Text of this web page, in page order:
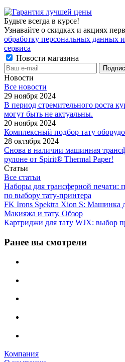
Будьте всегда в курсе!
Узнавайте о скидках и акциях
обработку персональных данных
сервиса
Новости магазина
Новости
Все новости
29 ноября 2024
В период стремительного роста
могут быть не актуальны.
20 ноября 2024
Комплексный подбор тату
28 октября 2024
Снова в наличии машинная
рулоне от Spirit® Thermal Paper!
Статьи
Все статьи
Наборы для трансферной печати:
по выбору тату‑принтера
FK Irons Spektra Xion S: Машинка
Макияжа и тату. Обзор
Картриджи для тату WJX: выбор
Ранее вы смотрели
Компания